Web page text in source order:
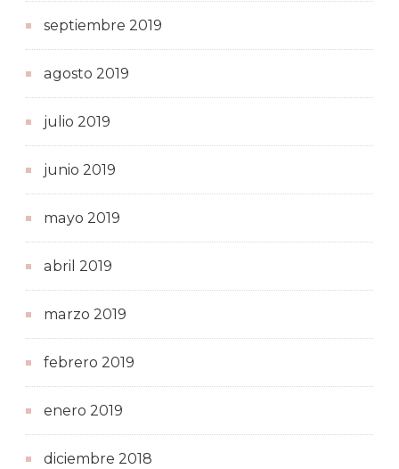
septiembre 2019
agosto 2019
julio 2019
junio 2019
mayo 2019
abril 2019
marzo 2019
febrero 2019
enero 2019
diciembre 2018